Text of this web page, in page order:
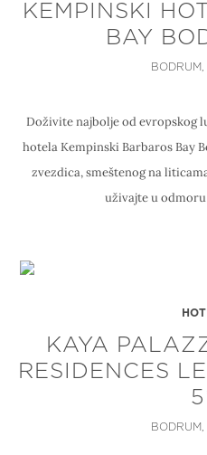
KEMPINSKI
BAY
Doživite najbolje od evropskog
hotela Kempinski Barbaros Bay
zvezdica, smeštenog na
uživajte u
KAYA
RESIDENCES